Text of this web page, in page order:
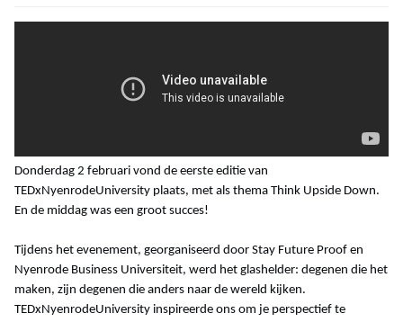
Donderdag 2 februari vond de eerste editie van
TEDxNyenrodeUniversity plaats, met als thema Think Upside Down.
En de middag was een groot succes!
Tijdens het evenement, georganiseerd door Stay Future Proof en
Nyenrode Business Universiteit, werd het glashelder: degenen die het
maken, zijn degenen die anders naar de wereld kijken.
TEDxNyenrodeUniversity inspireerde ons om je perspectief te